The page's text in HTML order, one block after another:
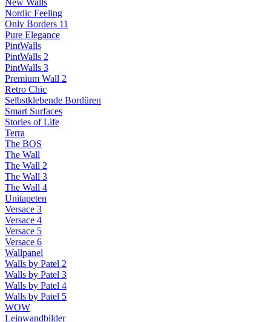
New Walls
Nordic Feeling
Only Borders 11
Pure Elegance
PintWalls
PintWalls 2
PintWalls 3
Premium Wall 2
Retro Chic
Selbstklebende Bordüren
Smart Surfaces
Stories of Life
Terra
The BOS
The Wall
The Wall 2
The Wall 3
The Wall 4
Unitapeten
Versace 3
Versace 4
Versace 5
Versace 6
Wallpanel
Walls by Patel 2
Walls by Patel 3
Walls by Patel 4
Walls by Patel 5
WOW
Leinwandbilder